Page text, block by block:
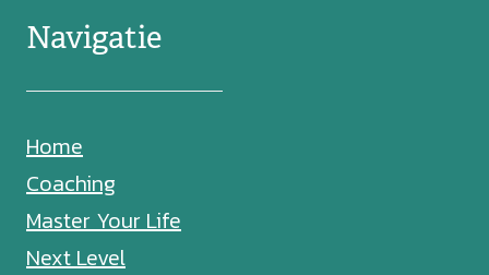
Navigatie
Home
Coaching
Master Your Life
Next Level